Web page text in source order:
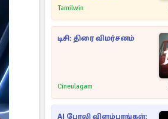
கட்டுப்படுத்த பொலிஸார்
Tamilwin
டிசி: திரை விமர்சனம்
Cineulagam
AI போலி விளம்பரங்கள்: